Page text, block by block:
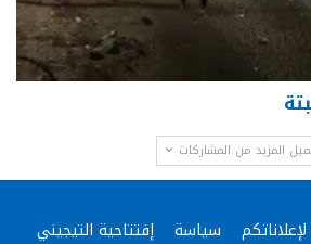
المزيد من المشاركات
لإعلاناتكم سياسة
إفتتاحية التيجيني